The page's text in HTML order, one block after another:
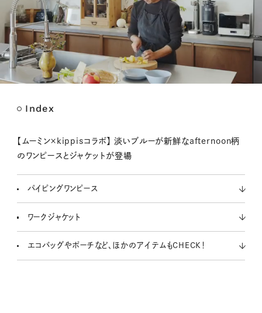
t
Index
【ムーミン×kippisコラボ】 淡いブルーが新鮮なafternoon柄
のワンピースとジャケットが登場
パイピングワンピース
ワークジャケット
エコバッグやポーチなど、ほかのアイテムもCHECK！